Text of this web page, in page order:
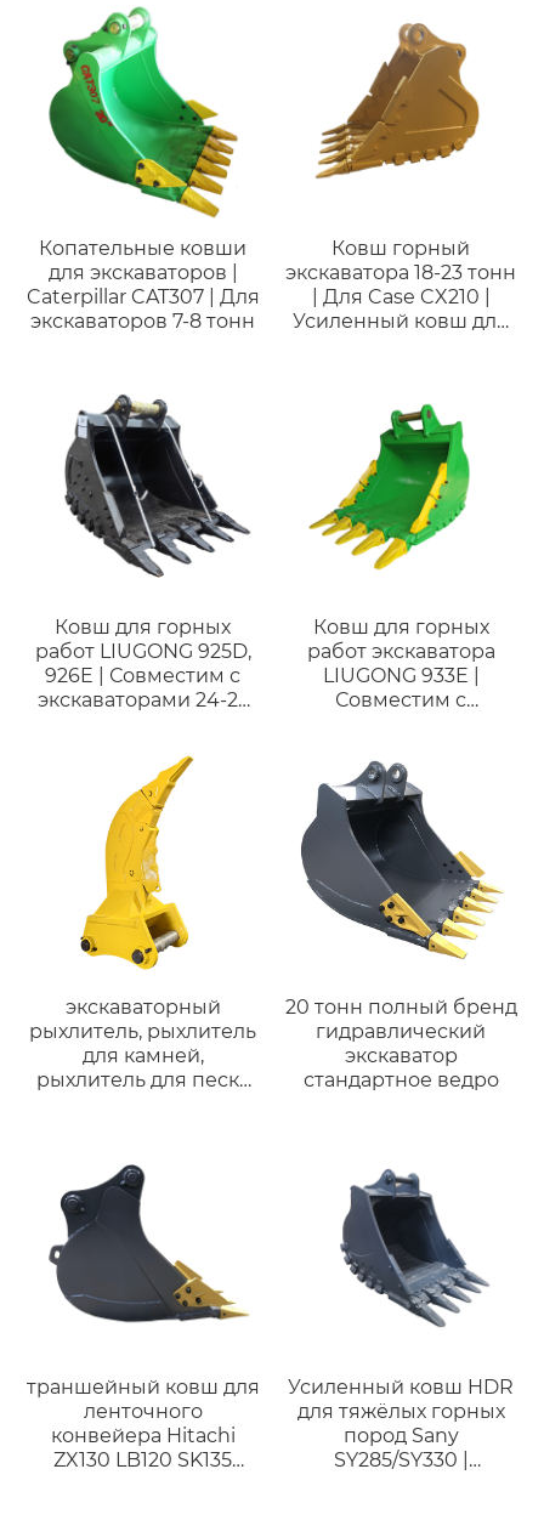
WA380/WA470/Volvo
L110/L120/L160/L200
Копательные ковши
для экскаваторов |
Caterpillar CAT307 | Для
экскаваторов 7-8 тонн
Ковш горный
экскаватора 18-23 тонн
| Для Case CX210 |
Усиленный ковш для
Ковш для горных
работ LIUGONG 925D,
926E | Совместим с
экскаваторами 24-27
ковш HDR для
твердых пород
Ковш для горных
работ экскаватора
LIUGONG 933E |
Совместим с
экскаваторный
рыхлитель, рыхлитель
для камней,
рыхлитель для песка
20 тонн полный бренд
гидравлический
экскаватор
стандартное ведро
траншейный ковш для
ленточного
конвейера Hitachi
ZX130 LB120 SK135
Усиленный ковш HDR
для тяжёлых горных
пород Sany
SY285/SY330 |